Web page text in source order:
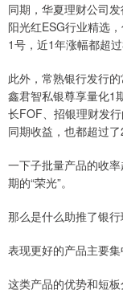
同期，华夏理财公司
阳光红ESG行业精选
1号，近1年涨幅都超过
此外，常熟银行发行
鑫君智私银尊享量化1
长FOF、招银理财发
同期收益，也都超过了
一下子批量产品的收
期的“荣光”。
那么是什么助推了银
表现更好的产品主要
这类产品的优势和短